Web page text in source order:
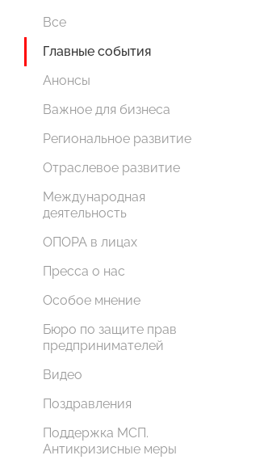
Все
Главные события
Анонсы
Важное для бизнеса
Региональное развитие
Отраслевое развитие
Международная
деятельность
ОПОРА в лицах
Пресса о нас
Особое мнение
Бюро по защите прав
предпринимателей
Видео
Поздравления
Поддержка МСП.
Антикризисные меры